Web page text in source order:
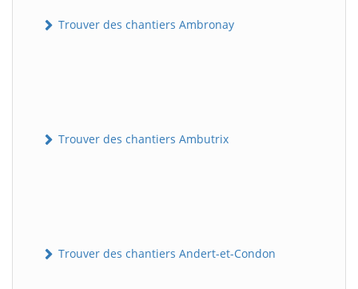
Trouver des chantiers Ambronay
Trouver des chantiers Ambutrix
Trouver des chantiers Andert-et-Condon